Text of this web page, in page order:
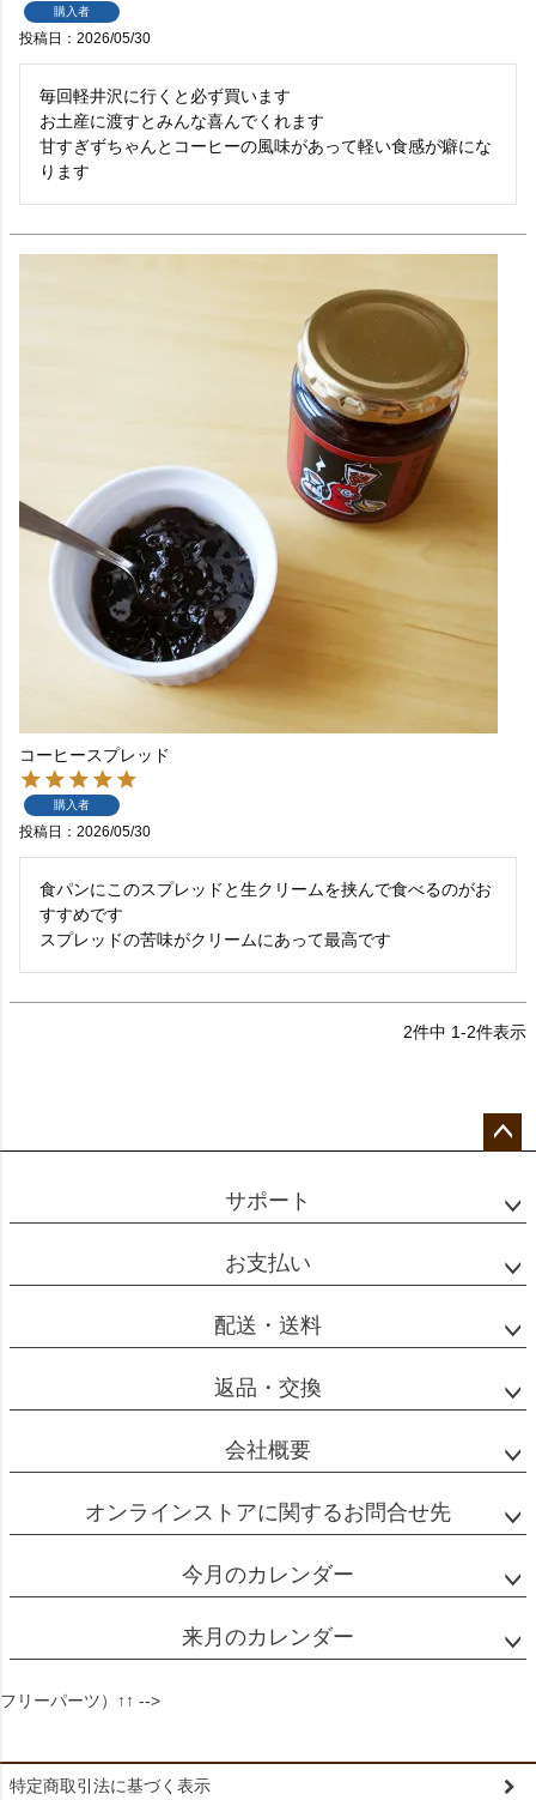
購入者
投稿日 2026/05/30
毎回軽井沢に行くと必ず買います
お土産に渡すとみんな喜んでくれます
甘すぎずちゃんとコーヒーの風味があって軽い食感が癖にな
ります
コーヒースプレッド
購入者
投稿日 2026/05/30
食パンにこのスプレッドと生クリームを挟んで食べるのがお
すすめです
スプレッドの苦味がクリームにあって最高です
2件中 1-2件表示
ップ
サポート
お支払い
配送・送料
返品・交換
会社概要
オンラインストアに関するお問合せ先
今月のカレンダー
来月のカレンダー
フリーパーツ）↑↑ -->
特定商取引法に基づく表示